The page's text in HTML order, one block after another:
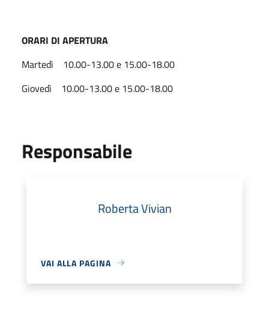
ORARI DI APERTURA
Martedì 10.00-13.00 e 15.00-18.00
Giovedì 10.00-13.00 e 15.00-18.00
Responsabile
Roberta Vivian
VAI ALLA PAGINA